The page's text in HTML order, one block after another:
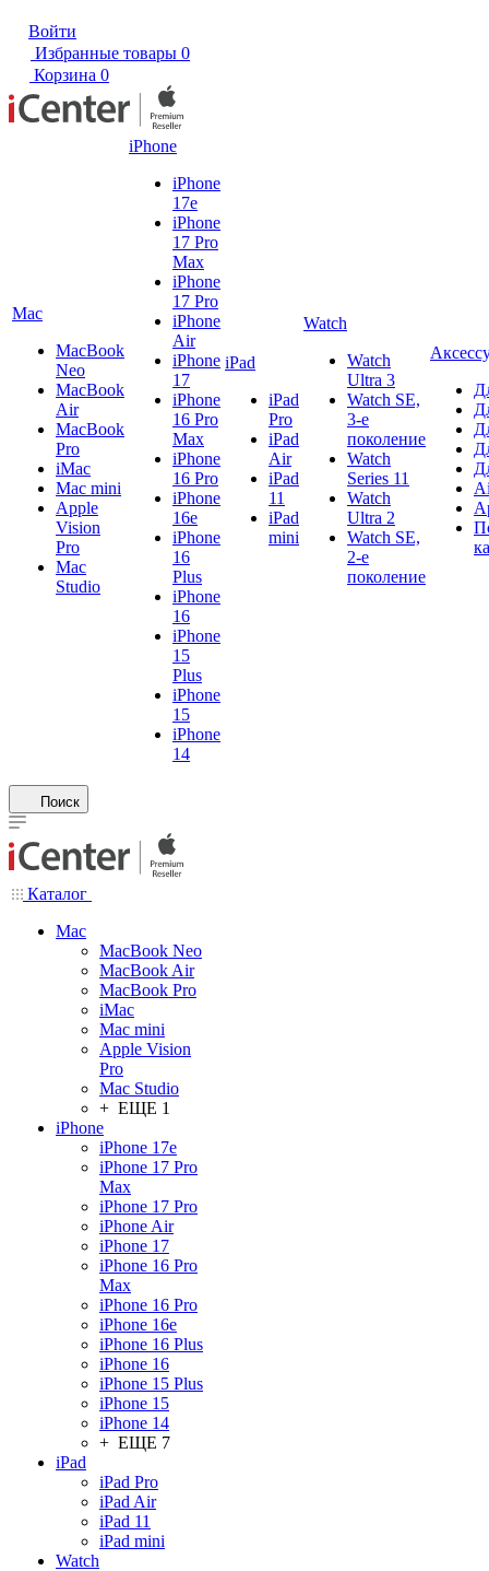
Войти
Избранные товары 0
Корзина 0
Mac
MacBook
Neo
MacBook
Air
MacBook
Pro
iMac
Mac mini
Apple
Vision
Pro
Mac
Studio
iPhone
iPhone
17e
iPhone
17 Pro
Max
iPhone
17 Pro
iPhone
Air
iPhone
17
iPhone
16 Pro
Max
iPhone
16 Pro
iPhone
16e
iPhone
16
Plus
iPhone
16
iPhone
15
Plus
iPhone
15
iPhone
14
iPad
iPad
Pro
iPad
Air
iPad
11
iPad
mini
Watch
Watch
Ultra 3
Watch SE,
3-е
поколение
Watch
Series 11
Watch
Ultra 2
Watch SE,
2-е
поколение
Поиск
Каталог
Mac
MacBook Neo
MacBook Air
MacBook Pro
iMac
Mac mini
Apple Vision
Pro
Mac Studio
+ ЕЩЕ 1
iPhone
iPhone 17e
iPhone 17 Pro
Max
iPhone 17 Pro
iPhone Air
iPhone 17
iPhone 16 Pro
Max
iPhone 16 Pro
iPhone 16e
iPhone 16 Plus
iPhone 16
iPhone 15 Plus
iPhone 15
iPhone 14
+ ЕЩЕ 7
iPad
iPad Pro
iPad Air
iPad 11
iPad mini
Watch